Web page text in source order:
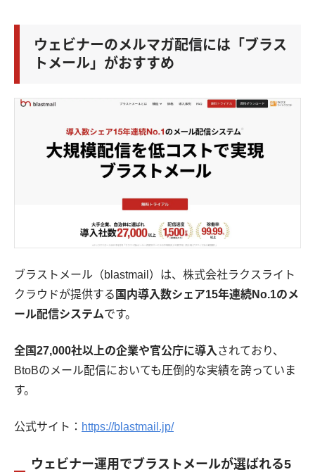
ウェビナーのメルマガ配信には「ブラス
トメール」がおすすめ
ブラストメール（blastmail）は、株式会社ラクスライト
クラウドが提供する 国内導入数シェア15年連続No.1のメ
ール配信システムです。
全国27,000社以上の企業や官公庁に導入 されており、
BtoBのメール配信においても圧倒的な実績を誇っていま
す。
公式サイト： https://blastmail.jp/
ウェビナー運用でブラストメールが選ばれる5